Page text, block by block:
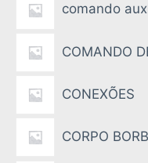
comando
COMANDO
CONEXÕES
CORPO